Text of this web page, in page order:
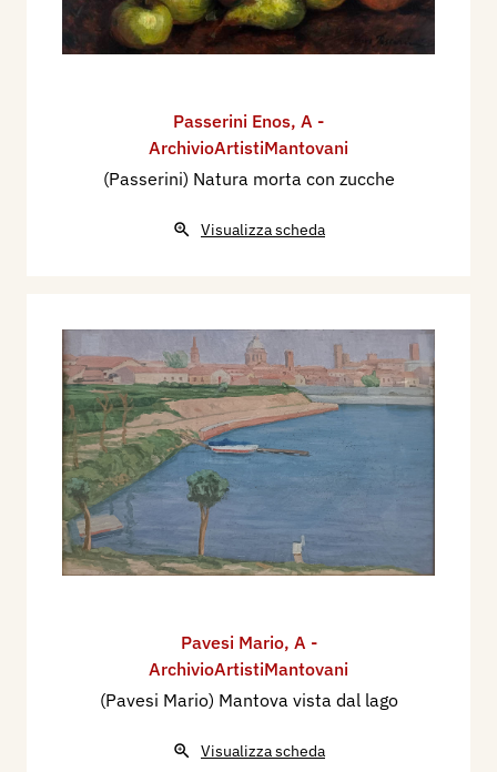
Passerini Enos, A -
ArchivioArtistiMantovani
(Passerini) Natura morta con zucche
Visualizza scheda
Pavesi Mario, A -
ArchivioArtistiMantovani
(Pavesi Mario) Mantova vista dal lago
Visualizza scheda